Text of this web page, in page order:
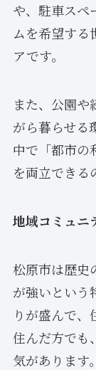
や、駐車スペ
ムを希望する
アです。
また、公園や
がら暮らせる
中で「都市の
を両立できる
地域コミュニ
松原市は歴史
が強いという
りが盛んで
住んだ方でも
気があります。